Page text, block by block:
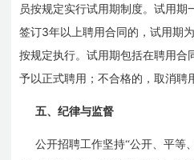
员按规定实行试用期制度。试用期
签订3年以上聘用合同的，试用期为
按规定执行。试用期包括在聘用合
予以正式聘用；不合格的，取消聘
五、纪律与监督
公开招聘工作坚持“公开、平等